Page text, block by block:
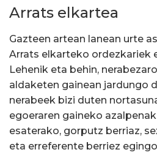
Arrats elkartea
Gazteen artean lanean urte
Arrats elkarteko ordezkariek
Lehenik eta behin,
aldaketen gainean jardungo
nerabeek bizi duten
egoeraren gaineko
esaterako, gorputz berriaz,
eta erreferente berriez